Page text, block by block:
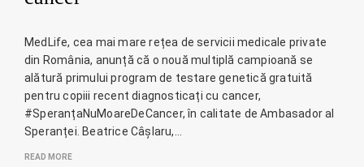
MedLife, cea mai mare rețea de servicii medicale private
din România, anunță că o nouă multiplă campioană se
alătură primului program de testare genetică gratuită
pentru copiii recent diagnosticați cu cancer,
#SperanțaNuMoareDeCancer, în calitate de Ambasador al
Speranței. Beatrice Câșlaru,…
READ MORE